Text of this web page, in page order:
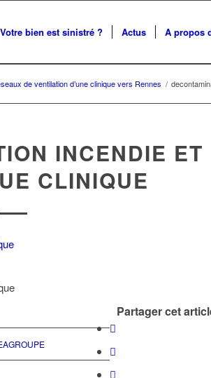
Votre bien est sinistré ? Actus A propos
de ventilation d’une clinique vers Rennes /
INCENDIE ET
CLINIQUE
Partager cet